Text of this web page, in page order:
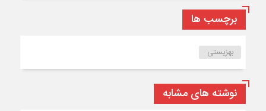
برچسب ها
بهزیستی
نوشته های مشابه